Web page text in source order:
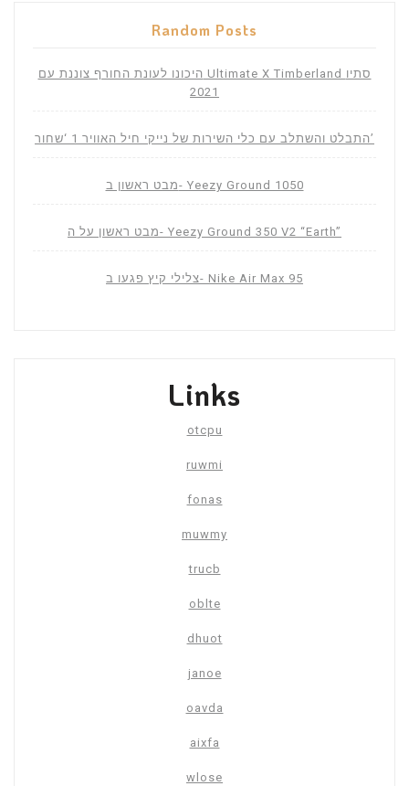
Random Posts
היכונו לעונת החורף צוננת עם Ultimate X Timberland סתיו
2021
התבלט והשתלב עם כלי השירות של נייקי חיל האוויר 1 ‘שחור’
מבט ראשון ב- Yeezy Ground 1050
מבט ראשון על ה- Yeezy Ground 350 V2 “Earth”
צלילי קיץ פגעו ב- Nike Air Max 95
Links
otcpu
ruwmi
fonas
muwmy
trucb
oblte
dhuot
janoe
oavda
aixfa
wlose